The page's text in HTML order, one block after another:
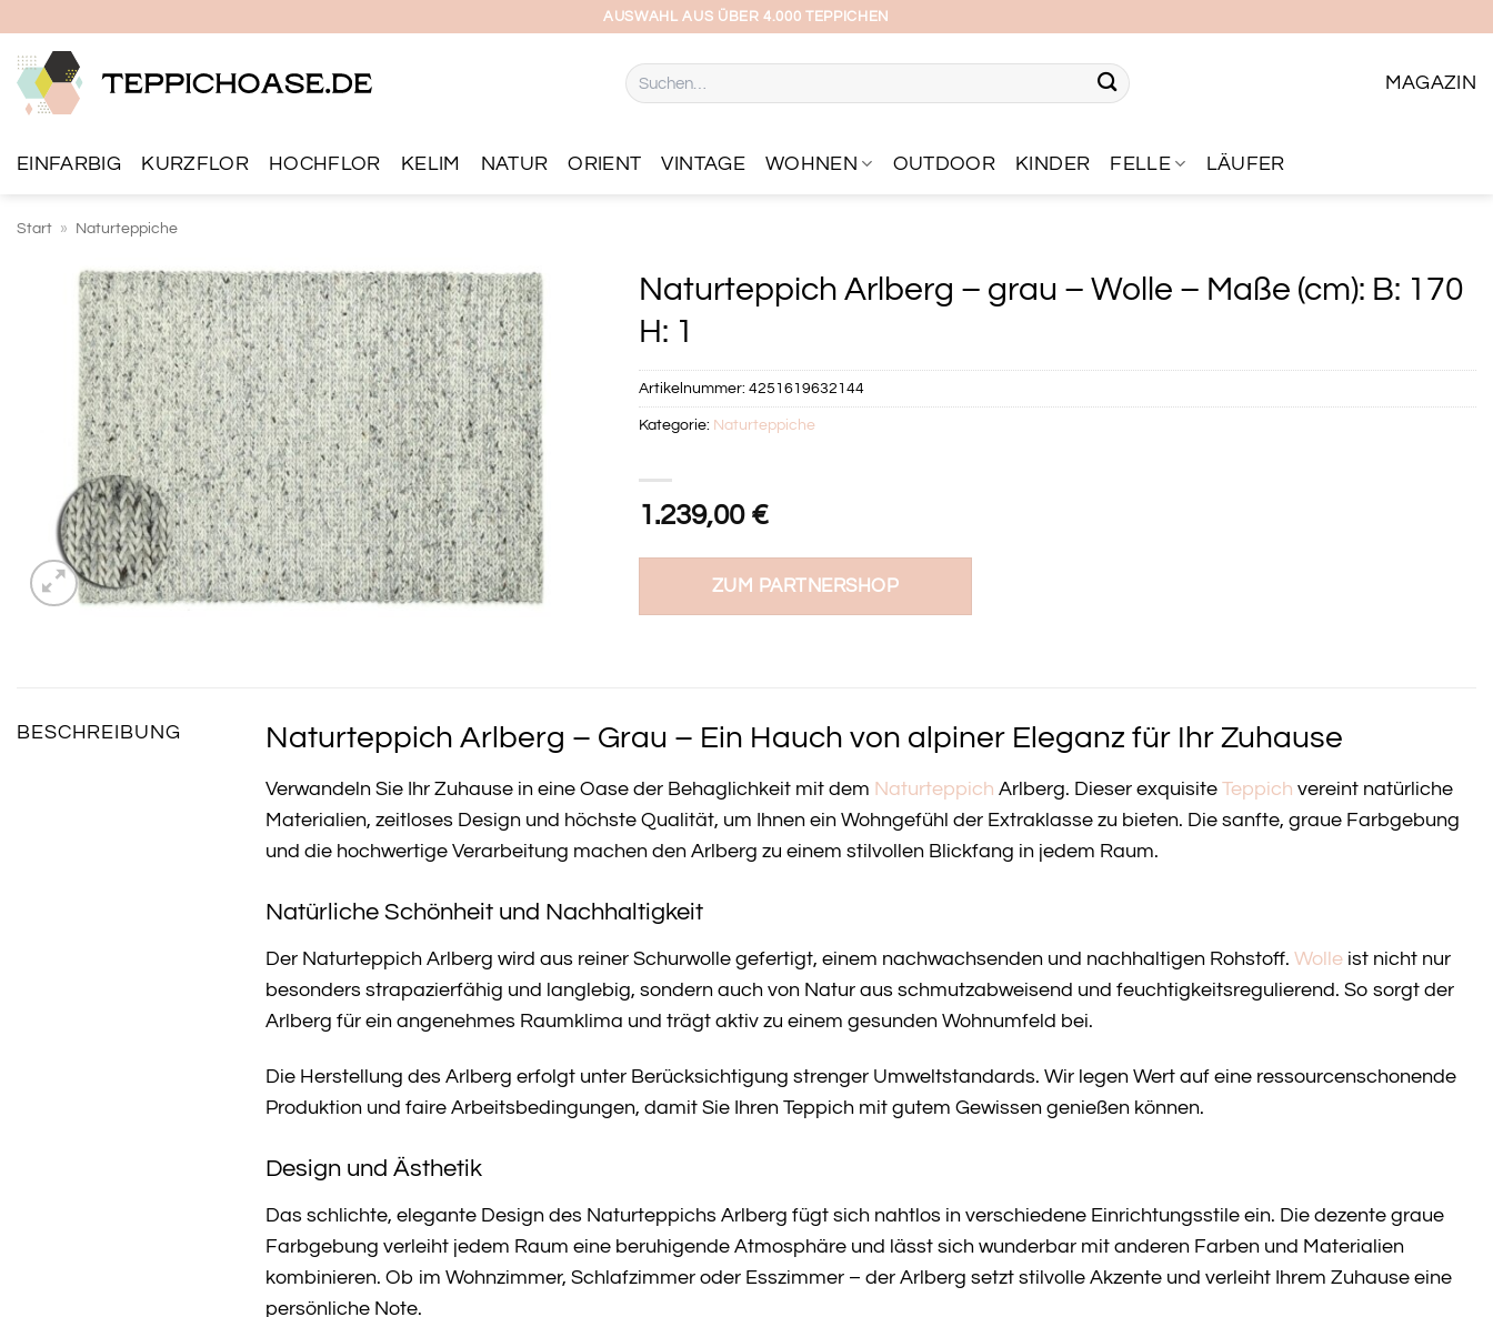
springen
AUSWAHL AUS ÜBER 4.000 TEPPICHEN
Suchen
nach:
MAGAZIN
EINFARBIG KURZFLOR HOCHFLOR KELIM NATUR ORIENT VINTAGE WOHNEN OUTDOOR KINDER FELLE LÄUFER
Start » Naturteppiche
Naturteppich Arlberg – grau – Wolle – Maße (cm): B: 170
H: 1
1.239,00 €
ZUM PARTNERSHOP
Artikelnummer: 4251619632144
Kategorie: Naturteppiche
BESCHREIBUNG Naturteppich Arlberg – Grau – Ein Hauch von alpiner Eleganz für Ihr Zuhause
Verwandeln Sie Ihr Zuhause in eine Oase der Behaglichkeit mit dem Naturteppich Arlberg. Dieser exquisite Teppich vereint natürliche
Materialien, zeitloses Design und höchste Qualität, um Ihnen ein Wohngefühl der Extraklasse zu bieten. Die sanfte, graue Farbgebung
und die hochwertige Verarbeitung machen den Arlberg zu einem stilvollen Blickfang in jedem Raum.
Natürliche Schönheit und Nachhaltigkeit
Der Naturteppich Arlberg wird aus reiner Schurwolle gefertigt, einem nachwachsenden und nachhaltigen Rohstoff. Wolle ist nicht nur
besonders strapazierfähig und langlebig, sondern auch von Natur aus schmutzabweisend und feuchtigkeitsregulierend. So sorgt der
Arlberg für ein angenehmes Raumklima und trägt aktiv zu einem gesunden Wohnumfeld bei.
Die Herstellung des Arlberg erfolgt unter Berücksichtigung strenger Umweltstandards. Wir legen Wert auf eine ressourcenschonende
Produktion und faire Arbeitsbedingungen, damit Sie Ihren Teppich mit gutem Gewissen genießen können.
Design und Ästhetik
Das schlichte, elegante Design des Naturteppichs Arlberg fügt sich nahtlos in verschiedene Einrichtungsstile ein. Die dezente graue
Farbgebung verleiht jedem Raum eine beruhigende Atmosphäre und lässt sich wunderbar mit anderen Farben und Materialien
kombinieren. Ob im Wohnzimmer, Schlafzimmer oder Esszimmer – der Arlberg setzt stilvolle Akzente und verleiht Ihrem Zuhause eine
persönliche Note.